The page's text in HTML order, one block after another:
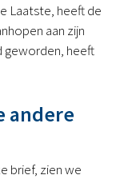
Laatste, heeft de
aan zijn
geworden, heeft
andere
brief, zien we